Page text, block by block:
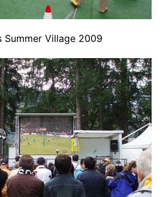
Summer Village 2009